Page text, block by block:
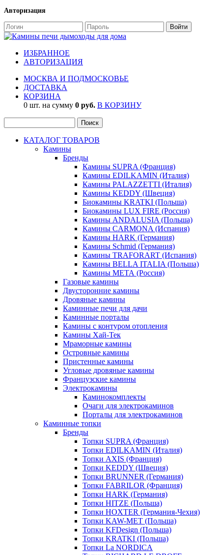
Авторизация
ИЗБРАННОЕ
АВТОРИЗАЦИЯ
МОСКВА И ПОДМОСКОВЬЕ
ДОСТАВКА
КОРЗИНА
0 шт. на сумму 0 руб. В КОРЗИНУ
КАТАЛОГ ТОВАРОВ
Камины
Бренды
Камины SUPRA (Франция)
Камины EDILKAMIN (Италия)
Камины PALAZZETTI (Италия)
Камины KEDDY (Швеция)
Биокамины KRATKI (Польша)
Биокамины LUX FIRE (Россия)
Камины ANDALUSIA (Польша)
Камины CARMONA (Испания)
Камины HARK (Германия)
Камины Schmid (Германия)
Камины TRAFORART (Испания)
Камины BELLA ITALIA (Польша)
Камины МЕТА (Россия)
Газовые камины
Двусторонние камины
Дровяные камины
Каминные печи для дачи
Каминные порталы
Камины с контуром отопления
Камины Хай-Тек
Мраморные камины
Островные камины
Пристенные камины
Угловые дровяные камины
Французские камины
Электрокамины
Каминокомплекты
Очаги для электрокаминов
Порталы для электрокаминов
Каминные топки
Бренды
Топки SUPRA (Франция)
Топки EDILKAMIN (Италия)
Топки AXIS (Франция)
Топки KEDDY (Швеция)
Топки BRUNNER (Германия)
Топки FABRILOR (Франция)
Топки HARK (Германия)
Топки HITZE (Польша)
Топки HOXTER (Германия-Чехия)
Топки KAW-MET (Польша)
Топки KFDesign (Польша)
Топки KRATKI (Польша)
Топки La NORDICA